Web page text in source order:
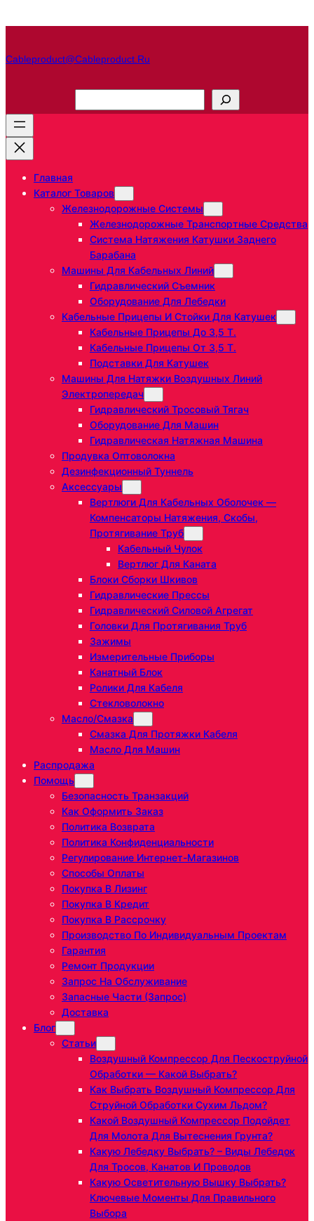
Cableproduct@cableproduct.ru
о
Главная
Каталог Товаров
Железнодорожные Системы
Железнодорожные Транспортные Средства
Система Натяжения Катушки Заднего
Барабана
Машины Для Кабельных Линий
Гидравлический Съемник
Оборудование Для Лебедки
Кабельные Прицепы И Стойки Для Катушек
Кабельные Прицепы До 3,5 Т.
Кабельные Прицепы От 3,5 Т.
Подставки Для Катушек
Машины Для Натяжки Воздушных Линий
Электропередач
Гидравлический Тросовый Тягач
Оборудование Для Машин
Гидравлическая Натяжная Машина
Продувка Оптоволокна
Дезинфекционный Туннель
Аксессуары
Вертлюги Для Кабельных Оболочек —
Компенсаторы Натяжения, Скобы,
Протягивание Труб
Кабельный Чулок
Вертлюг Для Каната
Блоки Сборки Шкивов
Гидравлические Прессы
Гидравлический Силовой Агрегат
Головки Для Протягивания Труб
Зажимы
Измерительные Приборы
Канатный Блок
Ролики Для Кабеля
Стекловолокно
Масло/Смазка
Смазка Для Протяжки Кабеля
Масло Для Машин
Распродажа
Помощь
Безопасность Транзакций
Как Оформить Заказ
Политика Возврата
Политика Конфиденциальности
Регулирование Интернет-Магазинов
Способы Оплаты
Покупка В Лизинг
Покупка В Кредит
Покупка В Рассрочку
Производство По Индивидуальным Проектам
Гарантия
Ремонт Продукции
Запрос На Обслуживание
Запасные Части (запрос)
Доставка
Блог
Статьи
Воздушный Компрессор Для Пескоструйной
Обработки — Какой Выбрать?
Как Выбрать Воздушный Компрессор Для
Струйной Обработки Сухим Льдом?
Какой Воздушный Компрессор Подойдет
Для Молота Для Вытеснения Грунта?
Какую Лебедку Выбрать? – Виды Лебедок
Для Тросов, Канатов И Проводов
Какую Осветительную Вышку Выбрать?
Ключевые Моменты Для Правильного
Выбора